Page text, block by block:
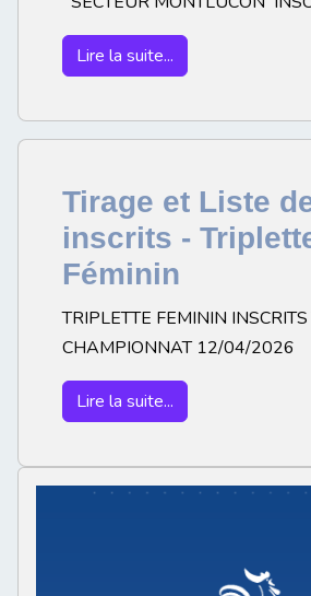
Lire la suite...
Tirage et Liste
inscrits -
Féminin
TRIPLETTE FEMININ
CHAMPIONNAT 12/04/2026
Lire la suite...